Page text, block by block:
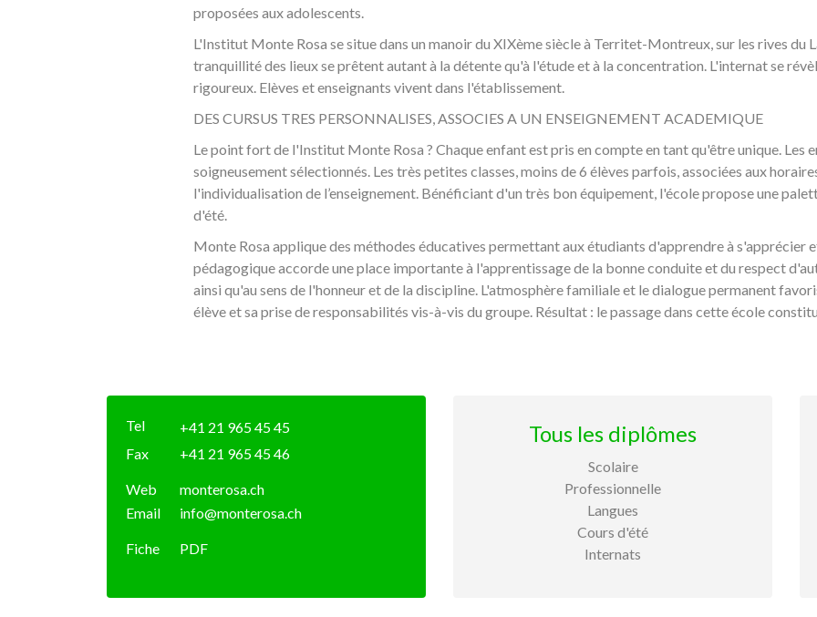
proposées aux adolescents.
L'Institut Monte Rosa se situe dans un manoir du XIXème siècle à Territet-Montreux, sur les rives du
tranquillité des lieux se prêtent autant à la détente qu'à l'étude et à la concentration. L'internat se
rigoureux. Elèves et enseignants vivent dans l'établissement.
DES CURSUS TRES PERSONNALISES, ASSOCIES A UN ENSEIGNEMENT ACADEMIQUE
Le point fort de l'Institut Monte Rosa ? Chaque enfant est pris en compte en tant qu'être unique. Les
soigneusement sélectionnés. Les très petites classes, moins de 6 élèves parfois, associées aux
l'individualisation de l’enseignement. Bénéficiant d'un très bon équipement, l'école propose une
d'été.
Monte Rosa applique des méthodes éducatives permettant aux étudiants d'apprendre à s'apprécier
pédagogique accorde une place importante à l'apprentissage de la bonne conduite et du respect
ainsi qu'au sens de l'honneur et de la discipline. L'atmosphère familiale et le dialogue permanent
élève et sa prise de responsabilités vis-à-vis du groupe. Résultat : le passage dans cette école
Tel
+41 21 965 45 45
Fax
+41 21 965 45 46
Web
monterosa.ch
Email
info@monterosa.ch
Fiche PDF
Tous les diplômes
Scolaire
Professionnelle
Langues
Cours d'été
Internats